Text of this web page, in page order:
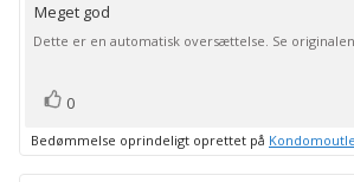
5
stjerner
Tekst
til
Meget god
Dette er en automatisk oversættelse. Se
Stem
op
0
Bedømmelse oprindeligt oprettet på